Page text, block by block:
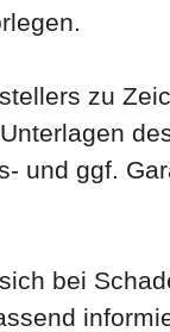
zu
und ggf.
bei